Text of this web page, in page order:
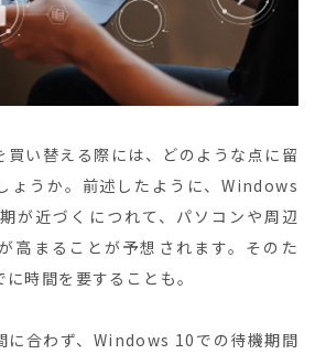
買い替える際には、どのような点に留
ょうか。前述したように、Windows
が近づくにつれて、パソコンや周辺
高まることが予想されます。そのた
時間を要することも。
に合わず、Windows 10での待機期間